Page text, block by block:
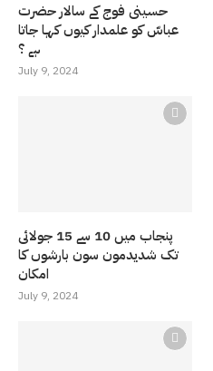
حسینی فوج کے سالار حضرت
عباسّ کو علمدار کیوں کہا جاتا
ہے ؟
July 9, 2024
پنجاب میں 10 سے 15 جولائی
تک شدیدمون سون بارشوں کا
امکان
July 9, 2024